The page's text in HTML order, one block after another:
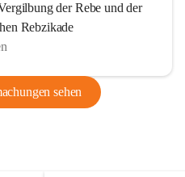
der Rebe und der
Rebzikade
sehen